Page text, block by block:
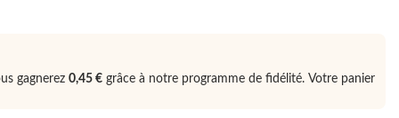
gagnerez 0,45 € grâce à notre programme de fidélité. Votre panier